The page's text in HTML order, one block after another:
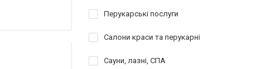
Перукарські послуги
Салони краси та перукарні
Сауни, лазні, СПА